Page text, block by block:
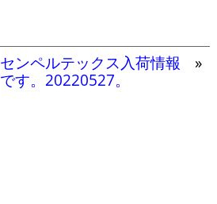
センペルテックス入荷情報
です。20220527。
»